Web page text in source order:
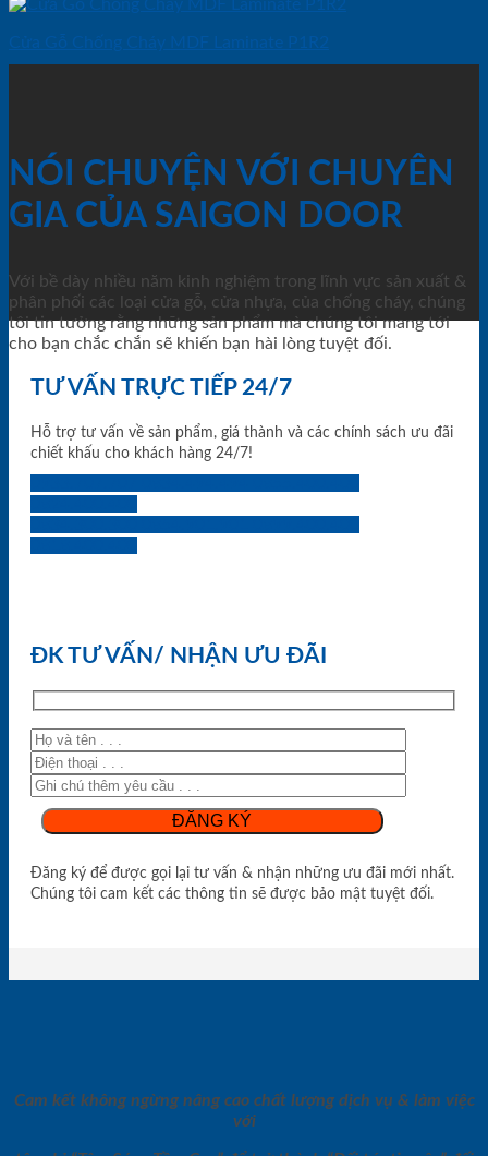
Cửa Gỗ Chống Cháy MDF Laminate P1R2
NÓI CHUYỆN VỚI CHUYÊN
GIA CỦA SAIGON DOOR
Với bề dày nhiều năm kinh nghiệm trong lĩnh vực sản xuất &
phân phối các loại cửa gỗ, cửa nhựa, của chống cháy, chúng
tôi tin tưởng rằng những sản phẩm mà chúng tôi mang tới
cho bạn chắc chắn sẽ khiến bạn hài lòng tuyệt đối.
TƯ VẤN TRỰC TIẾP 24/7
Hỗ trợ tư vấn về sản phẩm, giá thành và các chính sách ưu đãi
chiết khấu cho khách hàng 24/7!
ĐK TƯ VẤN/ NHẬN ƯU ĐÃI
Đăng ký để được gọi lại tư vấn & nhận những ưu đãi mới nhất.
Chúng tôi cam kết các thông tin sẽ được bảo mật tuyệt đối.
Cam kết không ngừng nâng cao chất lượng dịch vụ & làm việc
với